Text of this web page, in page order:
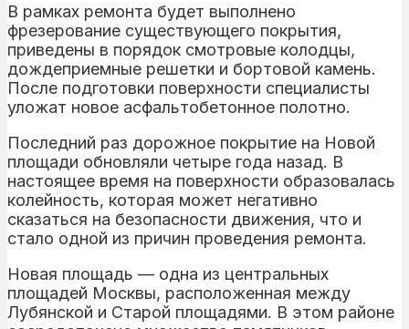
В рамках ремонта будет выполнено
фрезерование существующего покрытия,
приведены в порядок смотровые колодцы,
дождеприемные решетки и бортовой камень.
После подготовки поверхности специалисты
уложат новое асфальтобетонное полотно.
Последний раз дорожное покрытие на Новой
площади обновляли четыре года назад. В
настоящее время на поверхности образовалась
колейность, которая может негативно
сказаться на безопасности движения, что и
стало одной из причин проведения ремонта.
Новая площадь — одна из центральных
площадей Москвы, расположенная между
Лубянской и Старой площадями. В этом районе